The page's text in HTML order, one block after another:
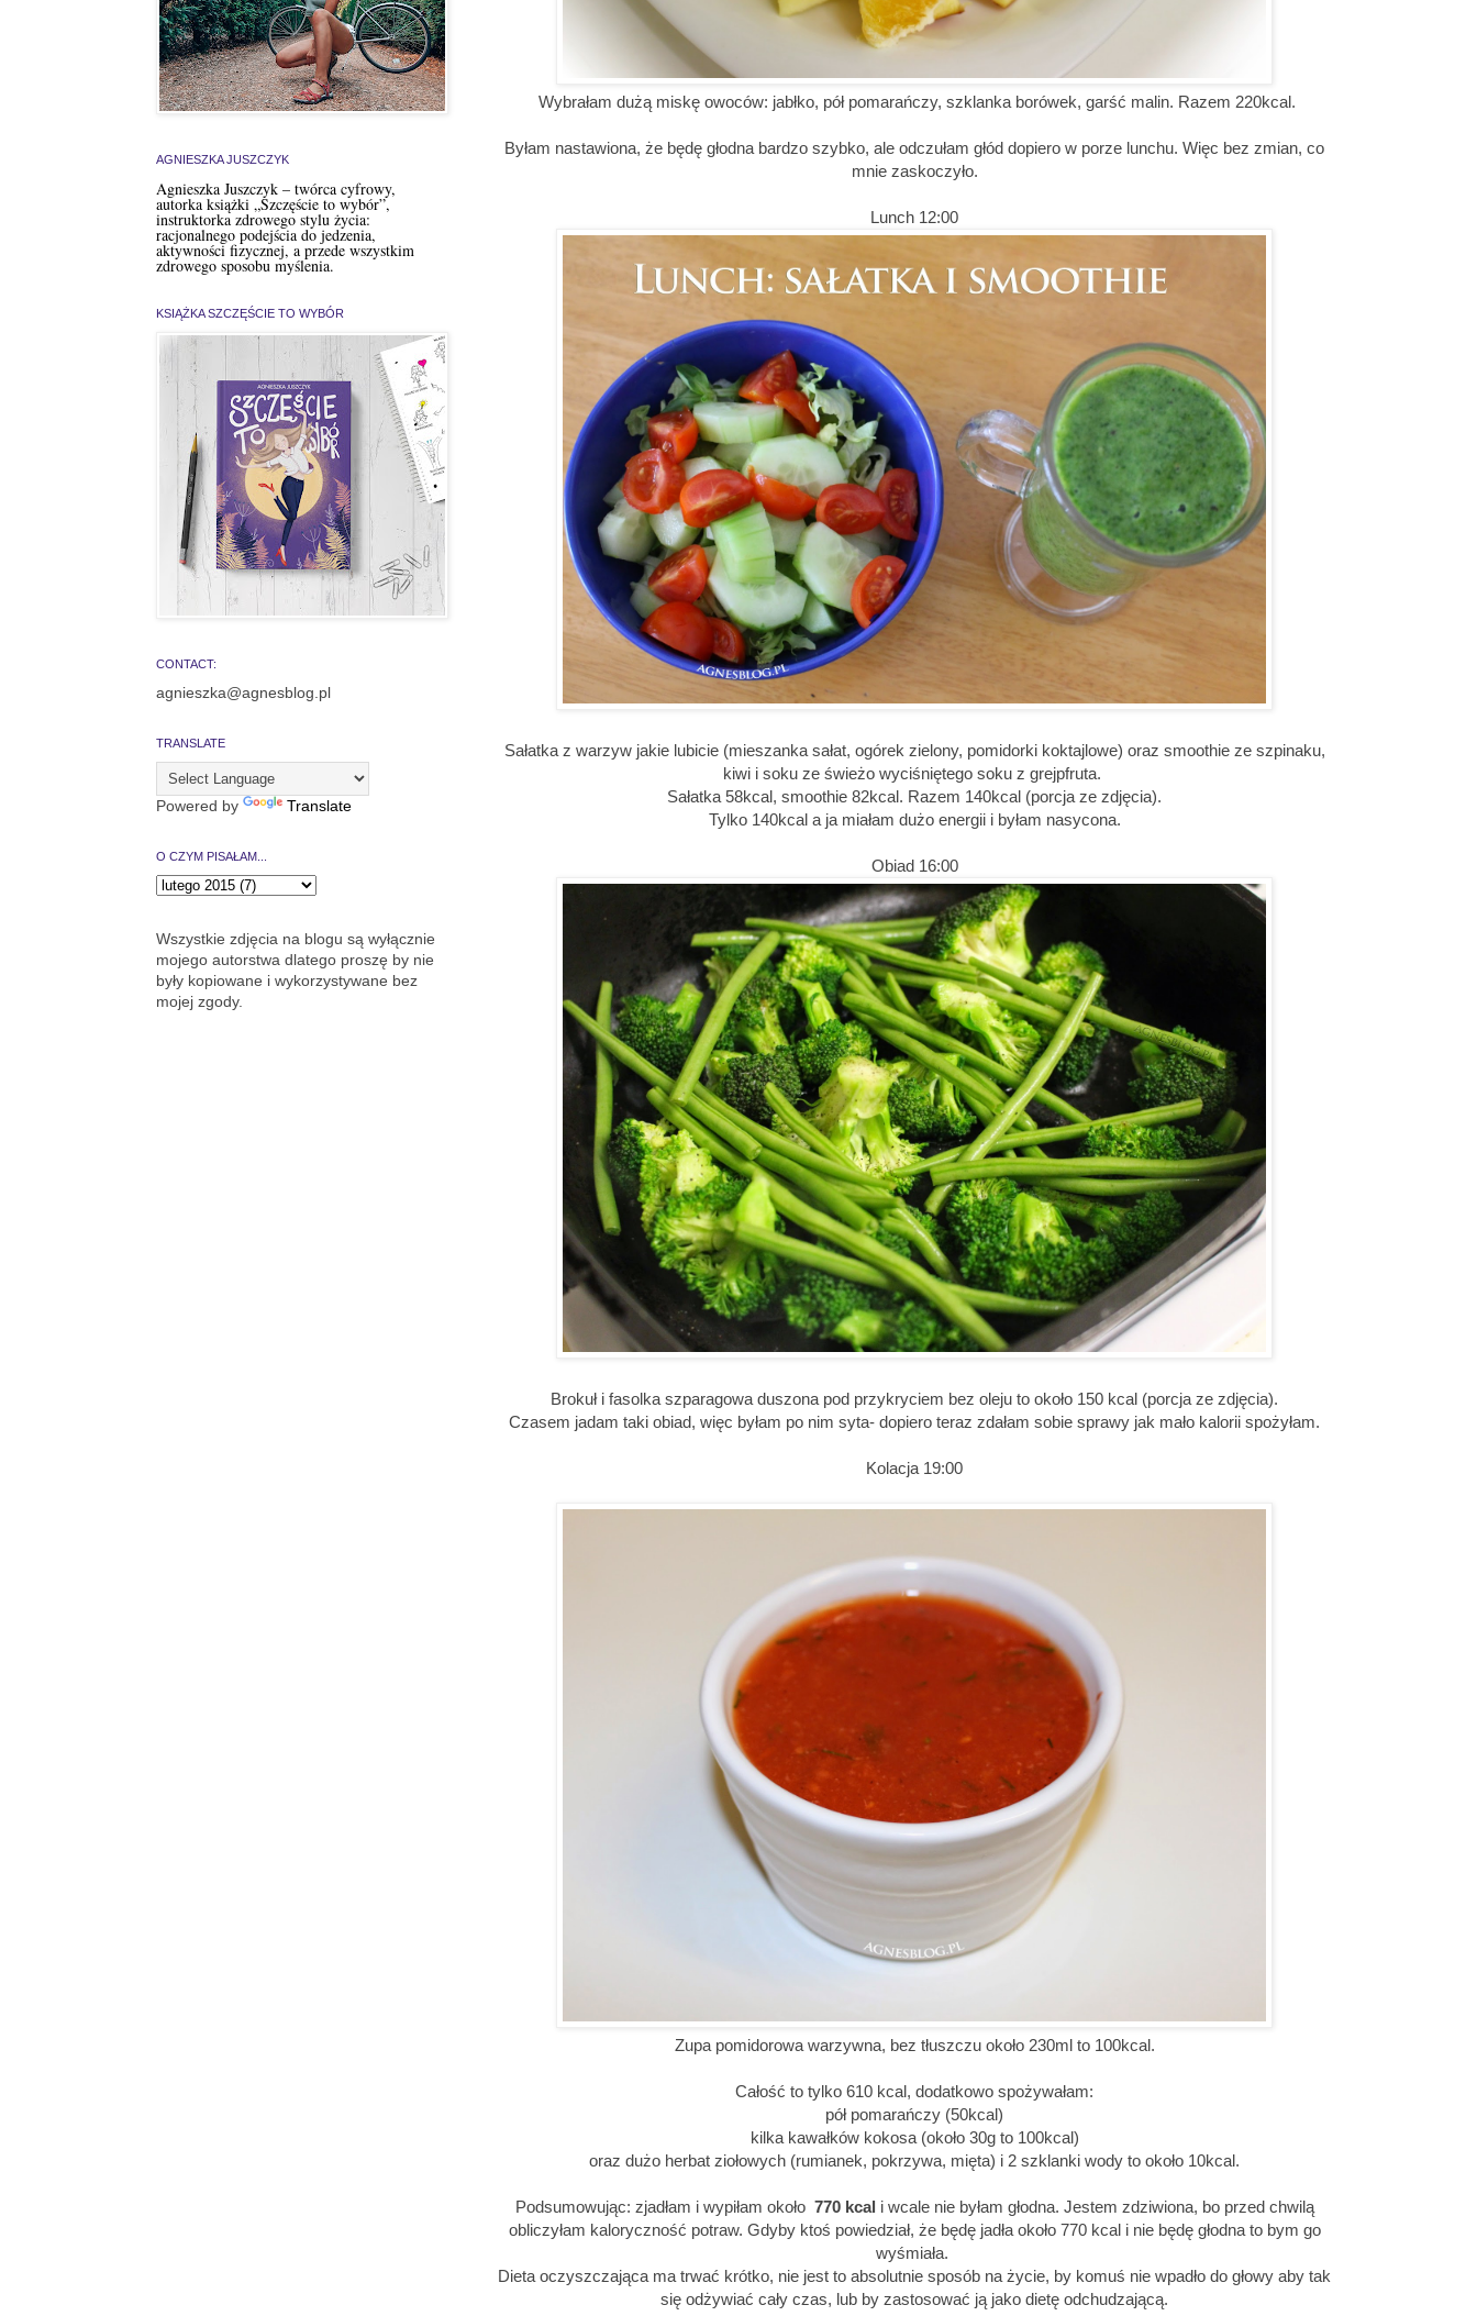
Wybrałam dużą miskę owoców: jabłko, pół pomarańczy, szklanka borówek, garść malin. Razem 220kcal.
Byłam nastawiona, że będę głodna bardzo szybko, ale odczułam głód dopiero w porze lunchu. Więc bez zmian, co
mnie zaskoczyło.
Lunch 12:00
Sałatka z warzyw jakie lubicie (mieszanka sałat, ogórek zielony, pomidorki koktajlowe) oraz smoothie ze szpinaku,
kiwi i soku ze świeżo wyciśniętego soku z grejpfruta.
Sałatka 58kcal, smoothie 82kcal. Razem 140kcal (porcja ze zdjęcia).
Tylko 140kcal a ja miałam dużo energii i byłam nasycona.
Obiad 16:00
Brokuł i fasolka szparagowa duszona pod przykryciem bez oleju to około 150 kcal (porcja ze zdjęcia).
Czasem jadam taki obiad, więc byłam po nim syta- dopiero teraz zdałam sobie sprawy jak mało kalorii spożyłam.
Kolacja 19:00
Zupa pomidorowa warzywna, bez tłuszczu około 230ml to 100kcal.
Całość to tylko 610 kcal, dodatkowo spożywałam:
pół pomarańczy (50kcal)
kilka kawałków kokosa (około 30g to 100kcal)
oraz dużo herbat ziołowych (rumianek, pokrzywa, mięta) i 2 szklanki wody to około 10kcal.
Podsumowując: zjadłam i wypiłam około 770 kcal i wcale nie byłam głodna. Jestem zdziwiona, bo przed chwilą
obliczyłam kaloryczność potraw. Gdyby ktoś powiedział, że będę jadła około 770 kcal i nie będę głodna to bym go
wyśmiała.
Dieta oczyszczająca ma trwać krótko, nie jest to absolutnie sposób na życie, by komuś nie wpadło do głowy aby tak
się odżywiać cały czas, lub by zastosować ją jako dietę odchudzającą.
AGNIESZKA JUSZCZYK
Agnieszka Juszczyk – twórca cyfrowy,
autorka książki „Szczęście to wybór”,
instruktorka zdrowego stylu życia:
racjonalnego podejścia do jedzenia,
aktywności fizycznej, a przede wszystkim
zdrowego sposobu myślenia.
KSIĄŻKA SZCZĘŚCIE TO WYBÓR
CONTACT:
agnieszka@agnesblog.pl
TRANSLATE
Powered by Translate
O CZYM PISAŁAM...
Wszystkie zdjęcia na blogu są wyłącznie
mojego autorstwa dlatego proszę by nie
były kopiowane i wykorzystywane bez
mojej zgody.